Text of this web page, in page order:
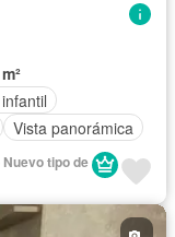
Vista panorámica
tipo de